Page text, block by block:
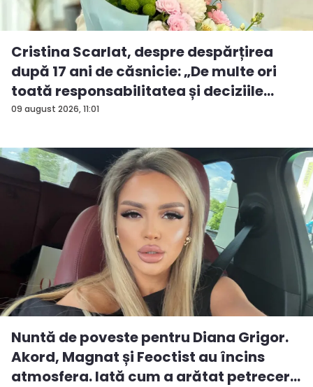
09 august 2026, 11:01
Cristina Scarlat, despre despărțirea
după 17 ani de căsnicie: „De multe ori
toată responsabilitatea și deciziile
erau...
Nuntă de poveste pentru Diana Grigor.
Akord, Magnat și Feoctist au încins
atmosfera. Iată cum a arătat petrecer...